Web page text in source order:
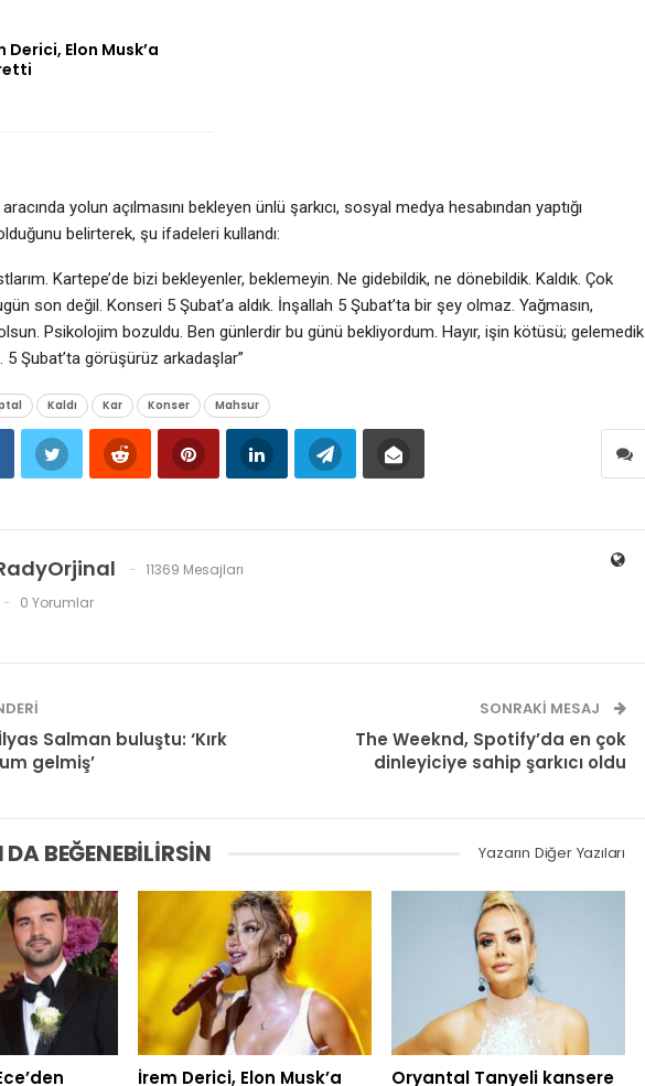
Derici, Elon Musk’a
yolun açılmasını bekleyen ünlü şarkıcı, sosyal medya hesabından yaptığı
belirterek, şu ifadeleri kullandı:
Kartepe’de bizi bekleyenler, beklemeyin. Ne gidebildik, ne dönebildik. Kaldık. Çok
son değil. Konseri 5 Şubat’a aldık. İnşallah 5 Şubat’ta bir şey olmaz. Yağmasın,
Psikolojim bozuldu. Ben günlerdir bu günü bekliyordum. Hayır, işin kötüsü; gelemedik
Şubat’ta görüşürüz arkadaşlar”
Kaldı Kar Konser Mahsur
11369 Mesajları
0 Yorumlar
Salman buluştu: ‘Kırk
gelmiş’
SONRAKI MESAJ
The Weeknd, Spotify’da en çok
dinleyiciye sahip şarkıcı oldu
BEĞENEBILIRSIN Yazarın Diğer Yazıları
İrem Derici, Elon Musk’a Oryantal Tanyeli kansere